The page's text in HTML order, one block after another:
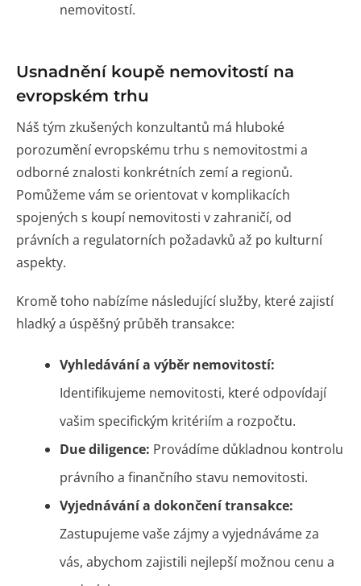
nemovitostí.
Usnadnění koupě nemovitostí na
evropském trhu
Náš tým zkušených konzultantů má hluboké
porozumění evropskému trhu s nemovitostmi a
odborné znalosti konkrétních zemí a regionů.
Pomůžeme vám se orientovat v komplikacích
spojených s koupí nemovitosti v zahraničí, od
právních a regulatorních požadavků až po kulturní
aspekty.
Kromě toho nabízíme následující služby, které zajistí
hladký a úspěšný průběh transakce:
Vyhledávání a výběr nemovitostí:
Identifikujeme nemovitosti, které odpovídají
vašim specifickým kritériím a rozpočtu.
Due diligence: Provádíme důkladnou kontrolu
právního a finančního stavu nemovitosti.
Vyjednávání a dokončení transakce:
Zastupujeme vaše zájmy a vyjednáváme za
vás, abychom zajistili nejlepší možnou cenu a